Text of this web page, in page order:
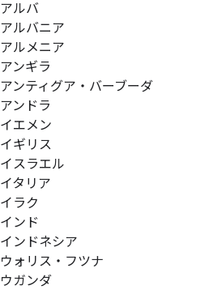
アルバ
アルバニア
アルメニア
アンギラ
アンティグア・バーブーダ
アンドラ
イエメン
イギリス
イスラエル
イタリア
イラク
インド
インドネシア
ウォリス・フツナ
ウガンダ